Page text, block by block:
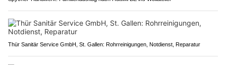
Thür Sanitär Service GmbH, St. Gallen: Rohrreinigungen, Notdienst, Reparatur